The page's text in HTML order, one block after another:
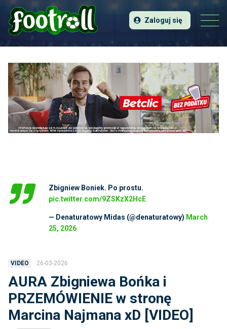
Zaloguj się
Zbigniew Boniek. Po prostu.
pic.twitter.com/9ZSKzX2HcE
— Denaturatowy Midas (@denaturatowy) March
25, 2026
VIDEO 26-03-2026
AURA Zbigniewa Bońka i
PRZEMÓWIENIE w stronę
Marcina Najmana xD [VIDEO]